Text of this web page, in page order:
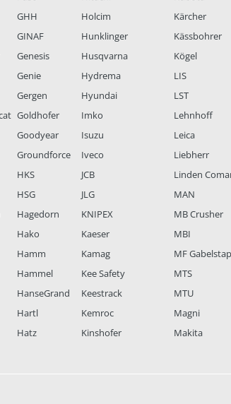
GHH
GINAF
Genesis
Genie
Gergen
Goldhofer
Goodyear
Groundforce
HKS
HSG
Hagedorn
Hako
Hamm
Hammel
HanseGrand
Hartl
Hatz
Holcim
Hunklinger
Husqvarna
Hydrema
Hyundai
Imko
Isuzu
Iveco
JCB
JLG
KNIPEX
Kaeser
Kamag
Kee Safety
Keestrack
Kemroc
Kinshofer
Kärcher
Kässbohrer
Kögel
LIS
LST
Lehnhoff
Leica
Liebherr
Linden
MAN
MB Crusher
MBI
MF
MTS
MTU
Magni
Makita